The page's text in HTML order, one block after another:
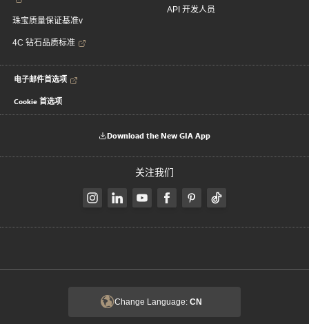
珠宝质量保证基准v
4C 钻石品质标准
API 开发人员
电子邮件首选项
Cookie 首选项
Download the New GIA App
关注我们
Change Language: CN